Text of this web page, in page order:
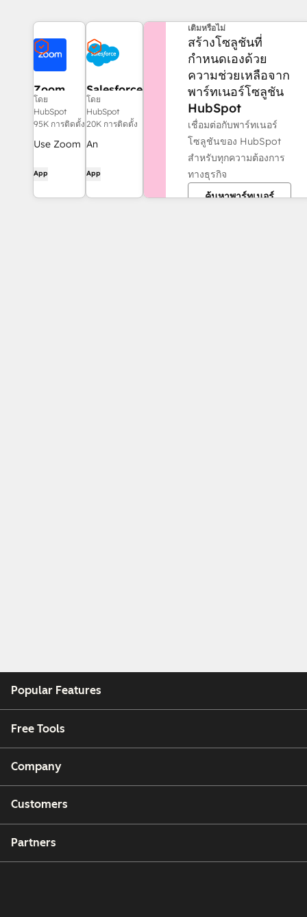
Zoom
โดย
HubSpot
95K การติดตั้ง
Use Zoom
HubSpot
meetings,
App
Salesforce
โดย
HubSpot
20K การติดตั้ง
An
bi-
directional
App
เติมหรือไม่
สร้างโซลูชันที่
กำหนดเองด้วย
ความช่วยเหลือจาก
พาร์ทเนอร์โซลูชัน
HubSpot
เชื่อมต่อกับพาร์ทเนอร์
โซลูชันของ HubSpot
สำหรับทุกความต้องการ
ทางธุรกิจ
ค้นหาพาร์ทเนอร์
Popular Features
Free Tools
Company
Customers
Partners